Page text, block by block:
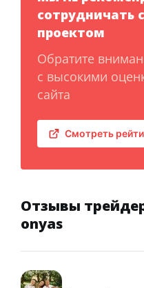
сотрудничать
проектом
Обратите
с высокими
сайта
Смотреть
Отзывы
onyas